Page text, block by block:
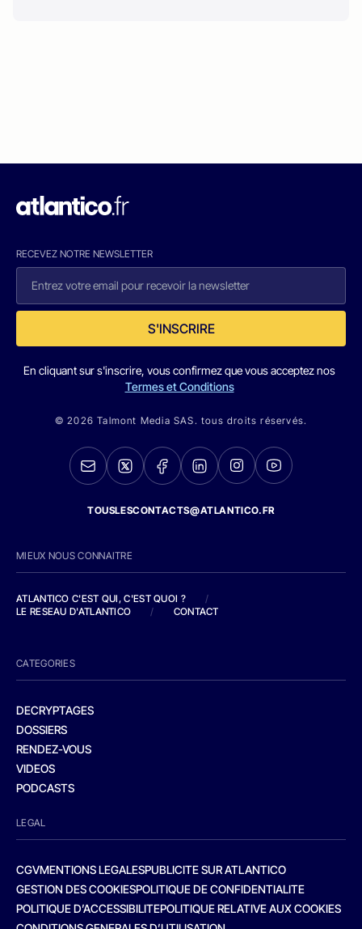
RECEVEZ NOTRE NEWSLETTER
S'INSCRIRE
En cliquant sur s'inscrire, vous confirmez que vous acceptez nos
Termes et Conditions
© 2026 Talmont Media SAS. tous droits réservés.
TOUSLESCONTACTS@ATLANTICO.FR
MIEUX NOUS CONNAITRE
ATLANTICO C'EST QUI, C'EST QUOI ?
/
LE RESEAU D'ATLANTICO
/ CONTACT
CATEGORIES
DECRYPTAGES
DOSSIERS
RENDEZ-VOUS
VIDEOS
PODCASTS
LEGAL
CGVMENTIONS LEGALESPUBLICITE SUR ATLANTICO
GESTION DES COOKIESPOLITIQUE DE CONFIDENTIALITE
POLITIQUE D’ACCESSIBILITEPOLITIQUE RELATIVE AUX COOKIES